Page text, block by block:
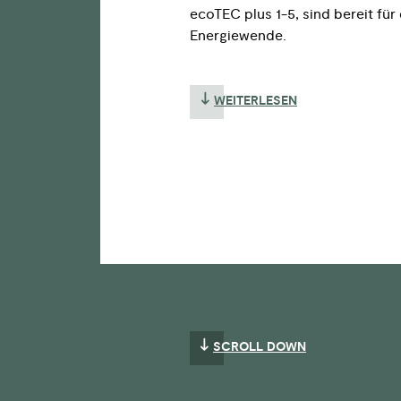
ecoTEC plus 1-5, sind bereit für
Energiewende.
WEITERLESEN
SCROLL DOWN